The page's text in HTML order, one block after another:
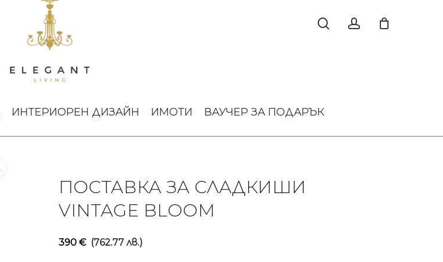
ИНТЕРИОРЕН ДИЗАЙН ИМОТИ ВАУЧЕР ЗА ПОДАРЪК
ПОСТАВКА ЗА СЛАДКИШИ
VINTAGE BLOOM
390 € (762.77 лв.)